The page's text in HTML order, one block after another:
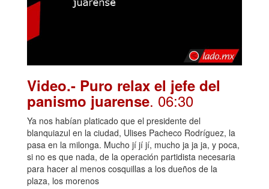
Video.- Puro relax el jefe del
panismo juarense. 06:30
Ya nos habían platicado que el presidente del
blanquiazul en la ciudad, Ulises Pacheco Rodríguez, la
pasa en la milonga. Mucho jí jí jí, mucho ja ja ja, y poca,
si no es que nada, de la operación partidista necesaria
para hacer al menos cosquillas a los dueños de la
plaza, los morenos